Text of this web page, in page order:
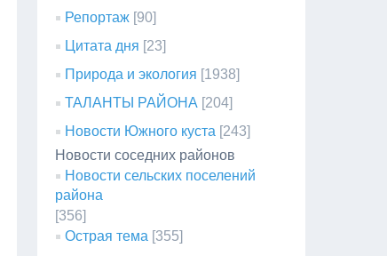
Репортаж [90]
Цитата дня [23]
Природа и экология [1938]
ТАЛАНТЫ РАЙОНА [204]
Новости Южного куста [243]
Новости соседних районов
Новости сельских поселений
района
[356]
Острая тема [355]